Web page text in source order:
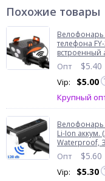
Похожие товары
Велофонарь
телефона
встроенный
Опт $5.40
Vip: $5.00
Крупный
Велофонарь
Li-Ion аккум.
Waterproof,
Опт $5.60
Vip: $5.30